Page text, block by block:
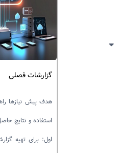
گزارشات فصلی
هدف پیش نیازها
استفاده و نتایج
اول: برای تهیه